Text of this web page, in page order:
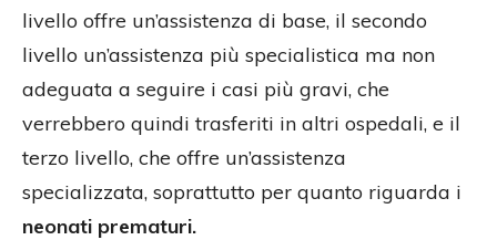
livello offre un’assistenza di base, il secondo
livello un’assistenza più specialistica ma non
adeguata a seguire i casi più gravi, che
verrebbero quindi trasferiti in altri ospedali, e il
terzo livello, che offre un’assistenza
specializzata, soprattutto per quanto riguarda i
neonati prematuri.